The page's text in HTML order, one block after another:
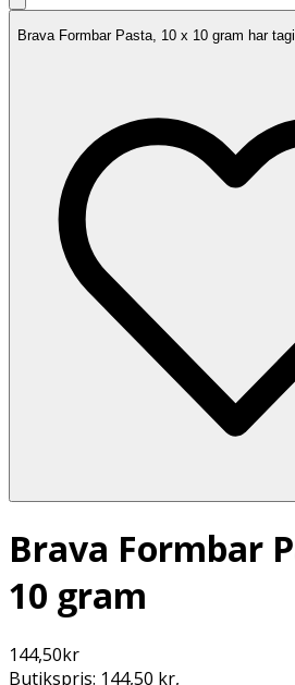
Brava Formbar Pasta, 10 x 10 gram har
Brava Formbar
10 gram
144,50kr
Butikspris: 144,50 kr,